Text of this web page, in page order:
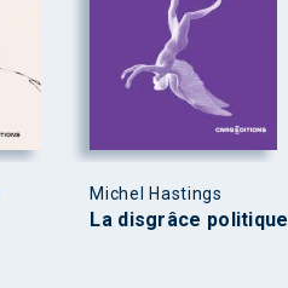
Michel Hastings
La disgrâce politique